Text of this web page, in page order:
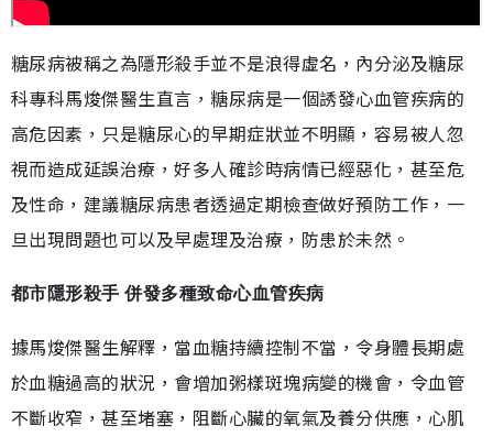
糖尿病被稱之為隱形殺手並不是浪得虛名，內分泌及糖尿
科專科馬焌傑醫生直言，糖尿病是一個誘發心血管疾病的
高危因素，只是糖尿心的早期症狀並不明顯，容易被人忽
視而造成延誤治療，好多人確診時病情已經惡化，甚至危
及性命，建議糖尿病患者透過定期檢查做好預防工作，一
旦出現問題也可以及早處理及治療，防患於未然。
都市隱形殺手 併發多種致命心血管疾病
據馬焌傑醫生解釋，當血糖持續控制不當，令身體長期處
於血糖過高的狀況，會增加粥樣斑塊病變的機會，令血管
不斷收窄，甚至堵塞，阻斷心臟的氧氣及養分供應，心肌